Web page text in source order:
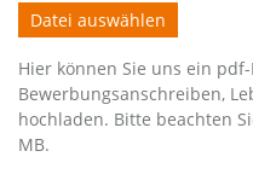
Datei auswählen
Hier können Sie uns ein
Bewerbungsanschreiben,
hochladen. Bitte beachten
MB.